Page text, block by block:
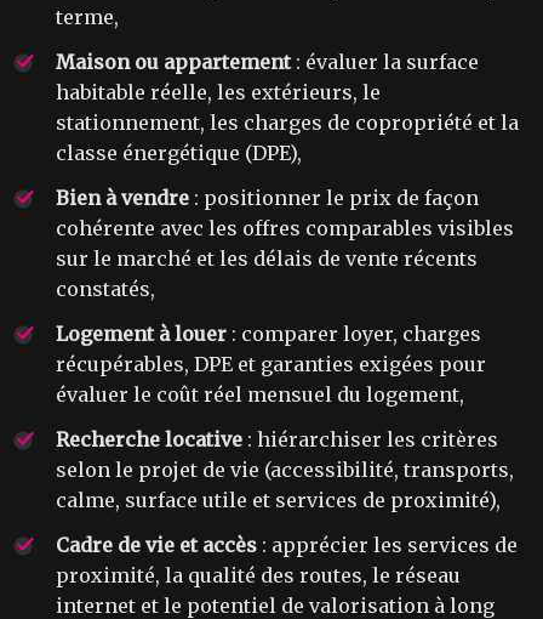
terme,
Maison ou appartement: évaluer la surface
habitable réelle, les extérieurs, le
stationnement, les charges de copropriété et la
classe énergétique (DPE),
Bien à vendre : positionner le prix de façon
cohérente avec les offres comparables visibles
sur le marché et les délais de vente récents
constatés,
Logement à louer : comparer loyer, charges
récupérables, DPE et garanties exigées pour
évaluer le coût réel mensuel du logement,
Recherche locative : hiérarchiser les critères
selon le projet de vie (accessibilité, transports,
calme, surface utile et services de proximité),
Cadre de vie et accès : apprécier les services de
proximité, la qualité des routes, le réseau
internet et le potentiel de valorisation à long